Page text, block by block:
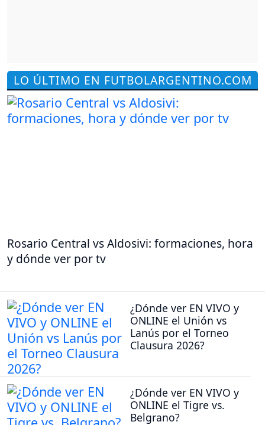
LO ÚLTIMO EN FUTBOLARGENTINO.COM
Rosario Central vs Aldosivi: formaciones, hora
y dónde ver por tv
¿Dónde ver EN VIVO y
ONLINE el Unión vs
Lanús por el Torneo
Clausura 2026?
¿Dónde ver EN VIVO y
ONLINE el Tigre vs.
Belgrano?